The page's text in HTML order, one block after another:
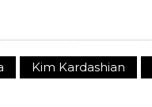
Kim Kardashian